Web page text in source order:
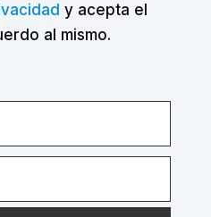
y acepta el
al mismo.